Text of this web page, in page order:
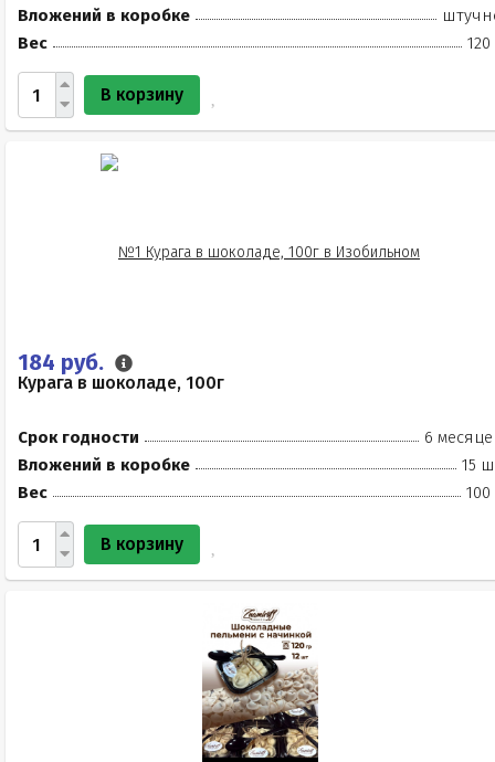
Вложений в коробке
Вес
120
В корзину
184 руб.
Курага в шоколаде, 100г
Срок годности
6
Вложений в коробке
15
Вес
100
В корзину